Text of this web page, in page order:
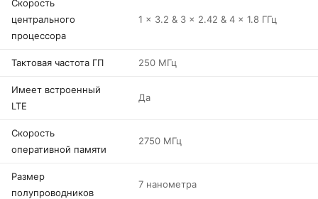
Скорость
центрального
процессора
1 x 3.2 & 3 x 2.42 & 4 x 1.8 ГГц
Тактовая частота ГП 250 МГц
Имеет встроенный
LTE
Да
Скорость
оперативной памяти
2750 МГц
Размер
полупроводников
7 нанометра